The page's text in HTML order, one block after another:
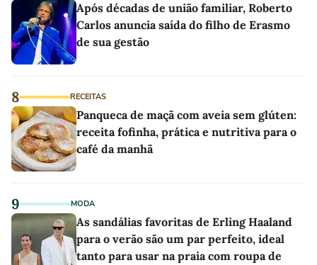
Após décadas de união familiar, Roberto
Carlos anuncia saída do filho de Erasmo
de sua gestão
8 RECEITAS
Panqueca de maçã com aveia sem glúten:
receita fofinha, prática e nutritiva para o
café da manhã
9 MODA
As sandálias favoritas de Erling Haaland
para o verão são um par perfeito, ideal
tanto para usar na praia com roupa de